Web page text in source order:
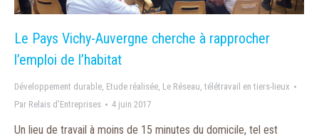
Le Pays Vichy-Auvergne cherche à rapprocher
l’emploi de l’habitat
Développement durable, Etude réalisée, Le Réseau, télétravail en tiers-lieux
Par Relais d'Entreprises 4 juin 2017
Un lieu de travail à moins de 15 minutes du domicile, tel est